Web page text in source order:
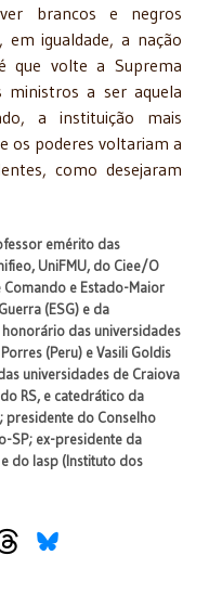
brancos e negros
igualdade, a nação
que volte a Suprema
a ser aquela
a instituição mais
os poderes voltariam a
como desejaram
emérito das
UniFMU, do Ciee/O
Comando e Estado-Maior
(ESG) e da
das universidades
(Peru) e Vasili Goldis
universidades de Craiova
RS, e catedrático da
presidente do Conselho
SP; ex-presidente da
do Iasp (Instituto dos
prostituifiscal a veículos